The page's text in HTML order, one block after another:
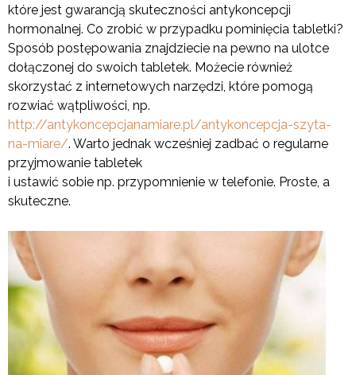
które jest gwarancją skuteczności antykoncepcji
hormonalnej. Co zrobić w przypadku pominięcia tabletki?
Sposób postępowania znajdziecie na pewno na ulotce
dołączonej do swoich tabletek. Możecie również
skorzystać z internetowych narzędzi, które pomogą
rozwiać wątpliwości, np.
http://antykoncepcjanamiare.pl/antykoncepcja-szyta-
na-miare/. Warto jednak wcześniej zadbać o regularne
przyjmowanie tabletek
i ustawić sobie np. przypomnienie w telefonie. Proste, a
skuteczne.